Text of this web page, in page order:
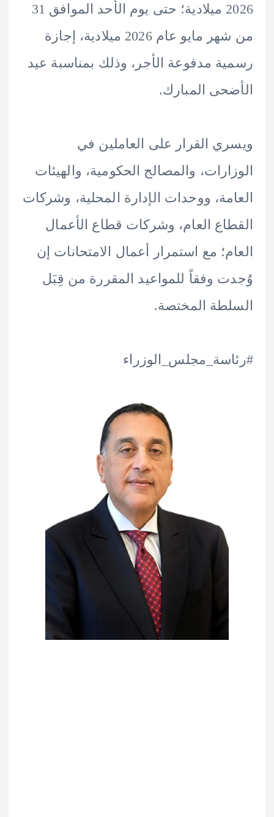
2026 ميلادية؛ حتى يوم الأحد الموافق 31
من شهر مايو عام 2026 ميلادية، إجازة
مدفوعة الأجر، وذلك بمناسبة عيد
المبارك.
القرار على العاملين في
والمصالح الحكومية، والهيئات
ووحدات الإدارة المحلية، وشركات
العام، وشركات قطاع الأعمال
مع استمرار أعمال الامتحانات إن
وفقاً للمواعيد المقررة من قِبَل
المختصة.